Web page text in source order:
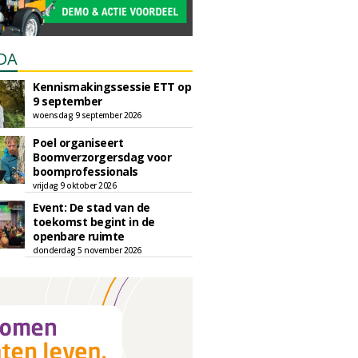
Kennismakingssessie ETT op
9 september
woensdag 9 september 2026
Poel organiseert
Boomverzorgersdag voor
boomprofessionals
vrijdag 9 oktober 2026
Event: De stad van de
toekomst begint in de
openbare ruimte
donderdag 5 november 2026